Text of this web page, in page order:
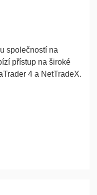
společností na
přístup na široké
4 a NetTradeX.